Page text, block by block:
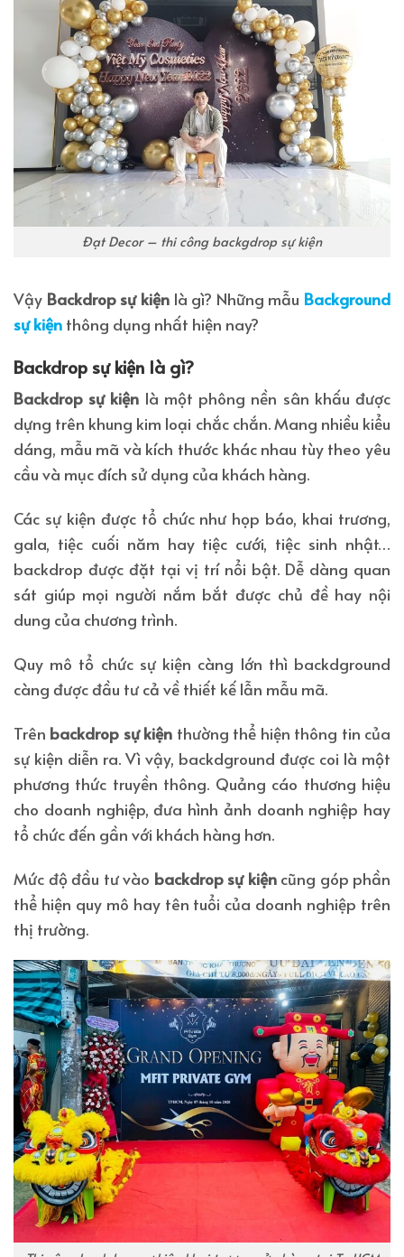
Đạt Decor – thi công backgdrop sự kiện
Vậy Backdrop sự kiện là gì? Những mẫu Background
sự kiện thông dụng nhất hiện nay?
Backdrop sự kiện là gì?
Backdrop sự kiện là một phông nền sân khấu được
dựng trên khung kim loại chắc chắn. Mang nhiều kiểu
dáng, mẫu mã và kích thước khác nhau tùy theo yêu
cầu và mục đích sử dụng của khách hàng.
Các sự kiện được tổ chức như họp báo, khai trương,
gala, tiệc cuối năm hay tiệc cưới, tiệc sinh nhật…
backdrop được đặt tại vị trí nổi bật. Dễ dàng quan
sát giúp mọi người nắm bắt được chủ đề hay nội
dung của chương trình.
Quy mô tổ chức sự kiện càng lớn thì backdground
càng được đầu tư cả về thiết kế lẫn mẫu mã.
Trên backdrop sự kiện thường thể hiện thông tin của
sự kiện diễn ra. Vì vậy, backdground được coi là một
phương thức truyền thông. Quảng cáo thương hiệu
cho doanh nghiệp, đưa hình ảnh doanh nghiệp hay
tổ chức đến gần với khách hàng hơn.
Mức độ đầu tư vào backdrop sự kiệncũng góp phần
thể hiện quy mô hay tên tuổi của doanh nghiệp trên
thị trường.